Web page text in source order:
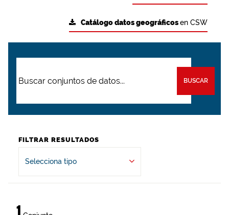
Catálogo datos geográficosen CSW
BUSCAR
FILTRAR RESULTADOS
Selecciona tipo